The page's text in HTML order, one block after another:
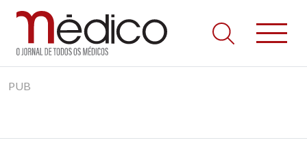
to
Jornal Médico
Médico – O Jornal de Todos os Médicos. Onde as notícias
realmente contam! Tudo o que se passa na Saúde!
PUB